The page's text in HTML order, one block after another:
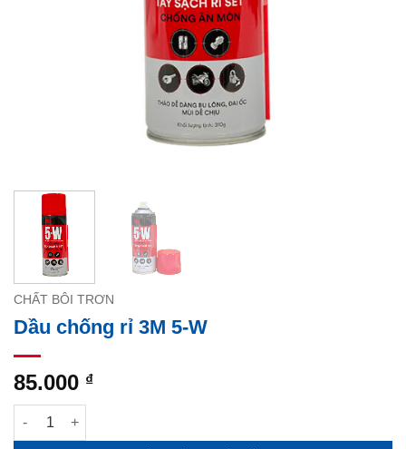
CHẤT BÔI TRƠN
Dầu chống rỉ 3M 5-W
85.000 ₫
Dầu chống rỉ 3M 5-W số lượng